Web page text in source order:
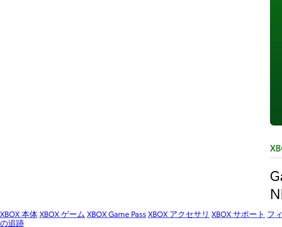
カ
ゴ
リ
XBOX 本体XBOX ゲーム XBOX Game PassXBOX アクセサリ XBOX サポート フ
の追跡